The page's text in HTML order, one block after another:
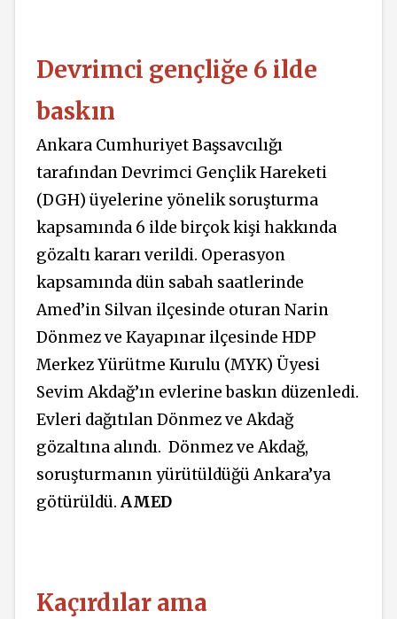
Devrimci gençliğe 6 ilde
baskın
Ankara Cumhuriyet Başsavcılığı
tarafından Devrimci Gençlik Hareketi
(DGH) üyelerine yönelik soruşturma
kapsamında 6 ilde birçok kişi hakkında
gözaltı kararı verildi. Operasyon
kapsamında dün sabah saatlerinde
Amed’in Silvan ilçesinde oturan Narin
Dönmez ve Kayapınar ilçesinde HDP
Merkez Yürütme Kurulu (MYK) Üyesi
Sevim Akdağ’ın evlerine baskın düzenledi.
Evleri dağıtılan Dönmez ve Akdağ
gözaltına alındı. Dönmez ve Akdağ,
soruşturmanın yürütüldüğü Ankara’ya
götürüldü. AMED
Kaçırdılar ama